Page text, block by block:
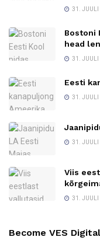
31. JUULI
Bostoni
head
31. JUULI
Eesti
31. JUULI
31. JUULI
Viis
31. JUULI
Become VES